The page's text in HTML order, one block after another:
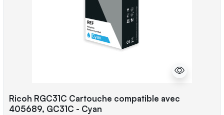
Ricoh RGC31C Cartouche compatible avec
405689, GC31C - Cyan